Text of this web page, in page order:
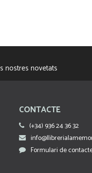
nostres novetats
CONTACTE
(+34) 936 24 36 32
Formulari de